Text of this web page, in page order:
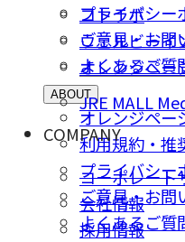
コトラボ
ウェルビーイ
オレンジペー
JRE MALL
プライバシー
ご意⾒・お問
よくあるご質
ABOUT
オレンジペー
利用規約・推
プライバシー
ご意⾒・お問
よくあるご質
COMPANY
コーポレート
会社情報
採⽤情報